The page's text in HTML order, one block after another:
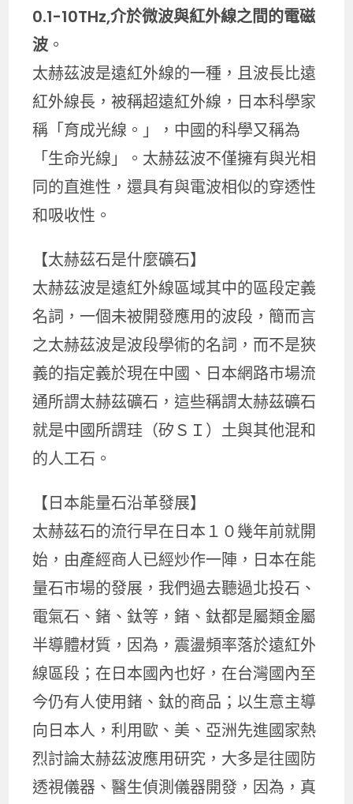
0.1-10THz,介於微波與紅外線之間的電磁
波。
太赫茲波是遠紅外線的一種，且波長比遠
紅外線長，被稱超遠紅外線，日本科學家
稱「育成光線。」，中國的科學又稱為
「生命光線」。太赫茲波不僅擁有與光相
同的直進性，還具有與電波相似的穿透性
和吸收性。
【太赫茲石是什麼礦石】
太赫茲波是遠紅外線區域其中的區段定義
名詞，一個未被開發應用的波段，簡而言
之太赫茲波是波段學術的名詞，而不是狹
義的指定義於現在中國、日本網路市場流
通所謂太赫茲礦石，這些稱謂太赫茲礦石
就是中國所謂珪（矽ＳＩ）土與其他混和
的人工石。
【日本能量石沿革發展】
太赫茲石的流行早在日本１０幾年前就開
始，由產經商人已經炒作一陣，日本在能
量石市場的發展，我們過去聽過北投石、
電氣石、鍺、鈦等，鍺、鈦都是屬類金屬
半導體材質，因為，震盪頻率落於遠紅外
線區段；在日本國內也好，在台灣國內至
今仍有人使用鍺、鈦的商品；以生意主導
向日本人，利用歐、美、亞洲先進國家熱
烈討論太赫茲波應用研究，大多是往國防
透視儀器、醫生偵測儀器開發，因為，真